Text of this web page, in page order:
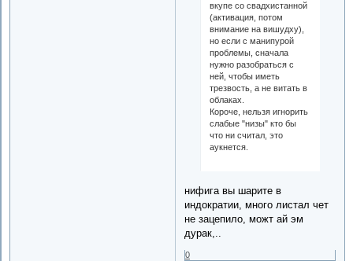
вкупе со свадхистанной
(активация, потом
внимание на вишудху),
но если с манипурой
проблемы, сначала
нужно разобраться с
ней, чтобы иметь
трезвость, а не витать в
облаках.
Короче, нельзя игнорить
слабые "низы" кто бы
что ни считал, это
аукнется.
нифига вы шарите в
индократии, много листал чет
не зацепило, можт ай эм
дурак,..
0